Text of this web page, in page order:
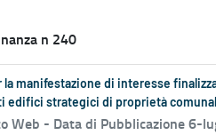
n 240
la manifestazione di interesse
edifici strategici di proprietà
Web - Data di Pubblicazione 6-